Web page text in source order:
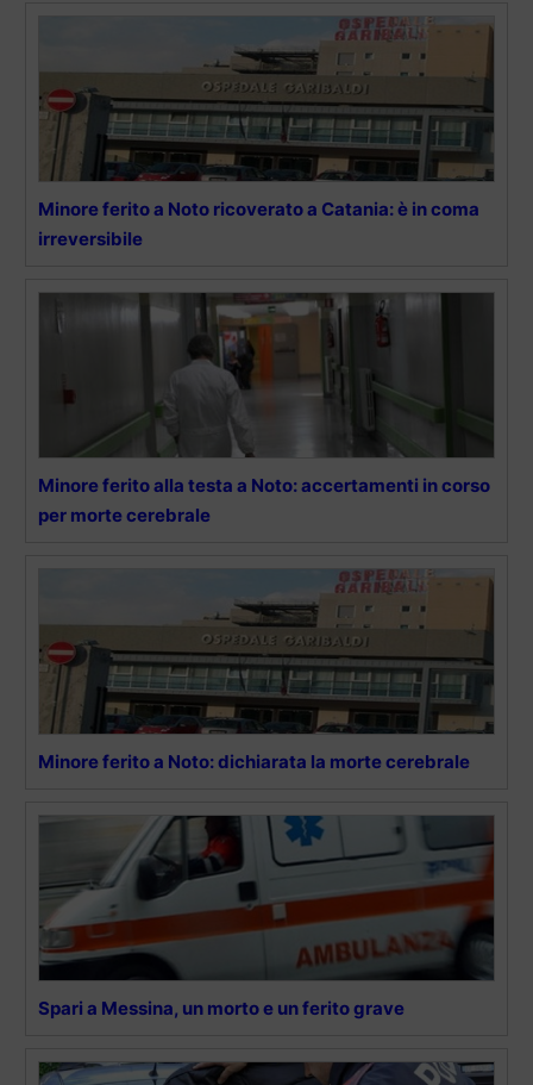
Minore ferito a Noto ricoverato a Catania: è in coma
irreversibile
Minore ferito alla testa a Noto: accertamenti in corso
per morte cerebrale
Minore ferito a Noto: dichiarata la morte cerebrale
Spari a Messina, un morto e un ferito grave